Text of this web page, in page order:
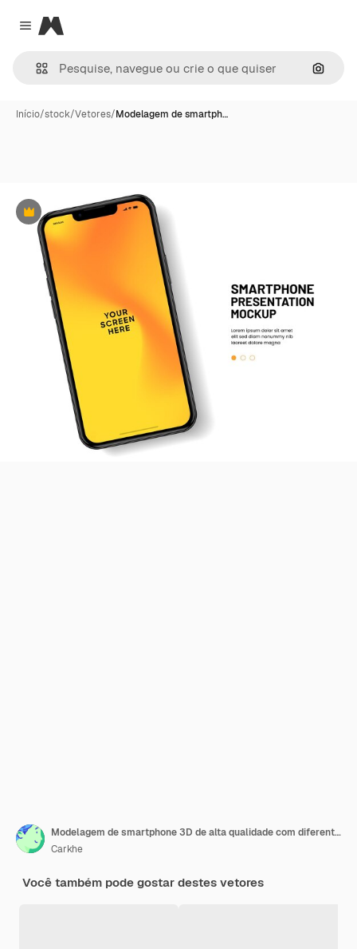
Close menu
Magnific
Início/stock/Vetores/Modelagem de smartph…
Premium
Modelagem de smartphone 3D de alta qualidade com diferentes ângulos e fundo isolado para mostrar aplicativo móvel
Carkhe
Você também pode gostar destes vetores